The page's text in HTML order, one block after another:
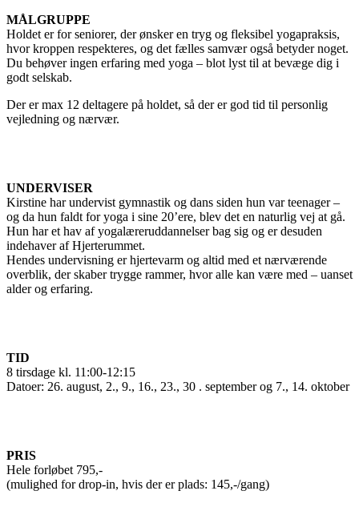
MÅLGRUPPE
Holdet er for seniorer, der ønsker en tryg og fleksibel yogapraksis,
hvor kroppen respekteres, og det fælles samvær også betyder noget.
Du behøver ingen erfaring med yoga – blot lyst til at bevæge dig i
godt selskab.
Der er max 12 deltagere på holdet, så der er god tid til personlig
vejledning og nærvær.
UNDERVISER
Kirstine har undervist gymnastik og dans siden hun var teenager –
og da hun faldt for yoga i sine 20’ere, blev det en naturlig vej at gå.
Hun har et hav af yogalæreruddannelser bag sig og er desuden
indehaver af Hjerterummet.
Hendes undervisning er hjertevarm og altid med et nærværende
overblik, der skaber trygge rammer, hvor alle kan være med – uanset
alder og erfaring.
TID
8 tirsdage kl. 11:00-12:15
Datoer: 26. august, 2., 9., 16., 23., 30 . september og 7., 14. oktober
PRIS
Hele forløbet 795,-
(mulighed for drop-in, hvis der er plads: 145,-/gang)